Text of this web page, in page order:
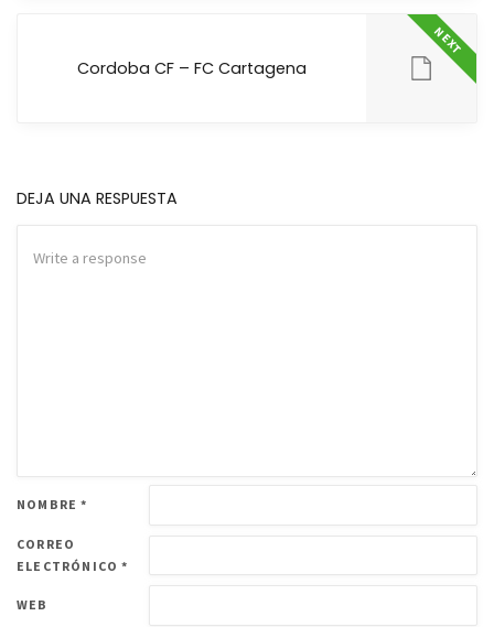
NEXT
Cordoba CF – FC Cartagena
DEJA UNA RESPUESTA
NOMBRE*
CORREO
ELECTRÓNICO*
WEB